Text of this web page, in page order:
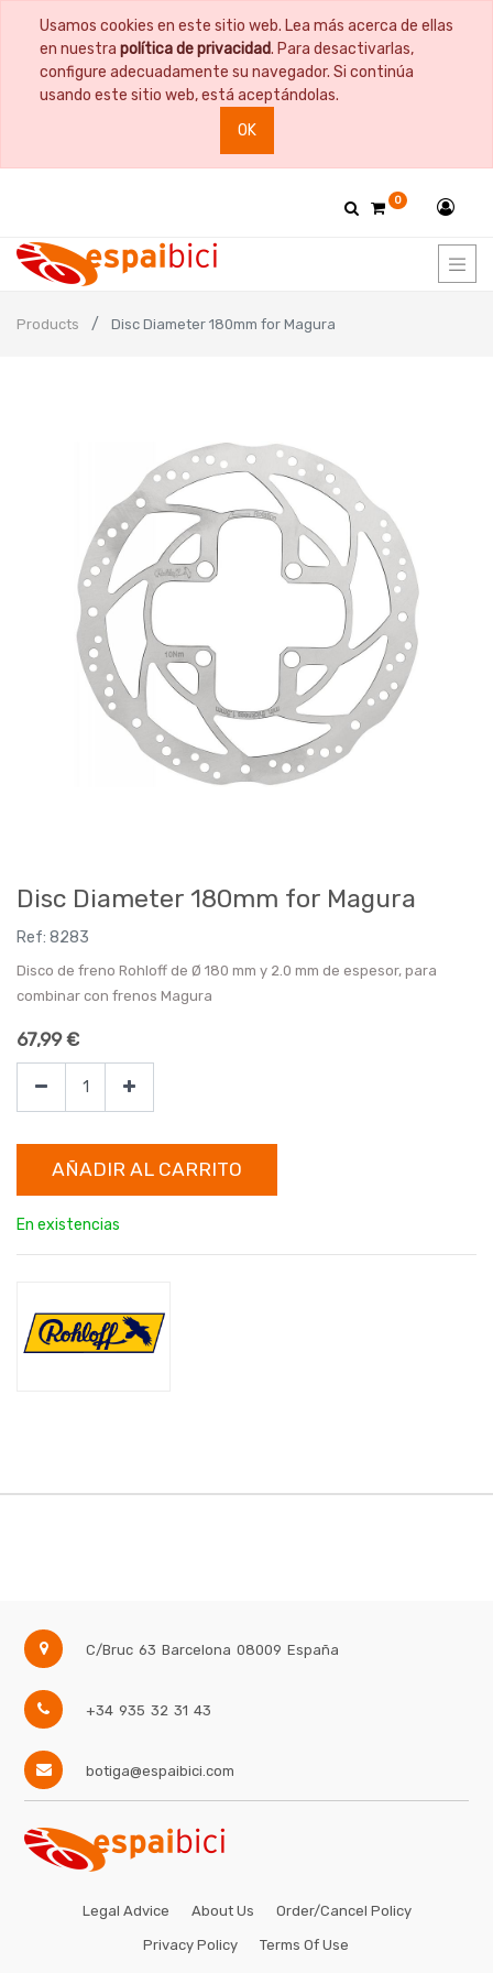
Usamos cookies en este sitio web. Lea más acerca de ellas
en nuestra política de privacidad. Para desactivarlas,
configure adecuadamente su navegador. Si continúa
usando este sitio web, está aceptándolas.
OK
0
Products Disc Diameter 180mm for Magura
Disc Diameter 180mm for Magura
Ref: 8283
Disco de freno Rohloff de Ø 180 mm y 2.0 mm de espesor, para
combinar con frenos Magura
67,99€
AÑADIR AL CARRITO
En existencias
C/Bruc 63 Barcelona 08009 España
+34 935 32 31 43
botiga@espaibici.com
Legal Advice About Us Order/Cancel Policy
Privacy Policy Terms Of Use